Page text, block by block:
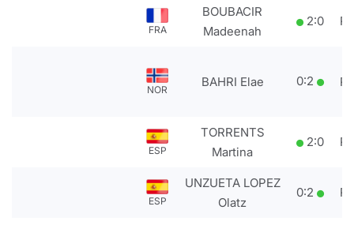
FRA
BOUBACIR
Madeenah
2:0
NOR
BAHRI Elae 0:2
ESP
TORRENTS
Martina
2:0
ESP
UNZUETA LOPEZ
Olatz
0:2